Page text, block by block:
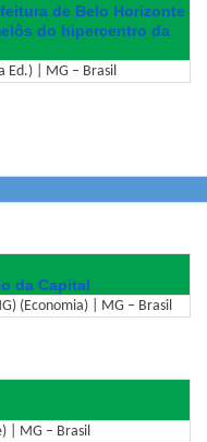
de Belo Horizonte
do hipercentro da
Ed.) | MG – Brasil
da Capital
(Economia) | MG – Brasil
| MG – Brasil